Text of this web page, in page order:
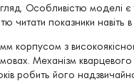
Особливістю моделі є
читати показники навіть в
мм корпусом з
Механізм кварцевого
робить його